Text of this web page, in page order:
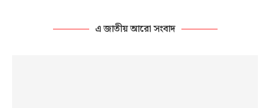
এ জাতীয় আরো সংবাদ